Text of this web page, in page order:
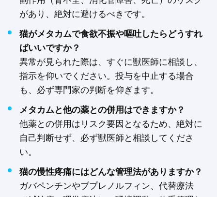
があり、絶対に避けるべきです。
猫がメタカムで食欲不振や嘔吐したらどうすれ
ばいいですか？
異常が見られた際は、すぐに獣医師に相談し、
指示を仰いでください。投与を中止する場合
も、必ず専門家の判断を仰ぎます。
メタカムと他の薬との併用はできますか？
他薬との併用はリスク要因となるため、絶対に
自己判断せず、必ず獣医師と相談してくださ
い。
猫の慢性疼痛にはどんな管理法がありますか？
ガバペンチンやブプレノルフィン、代替療法